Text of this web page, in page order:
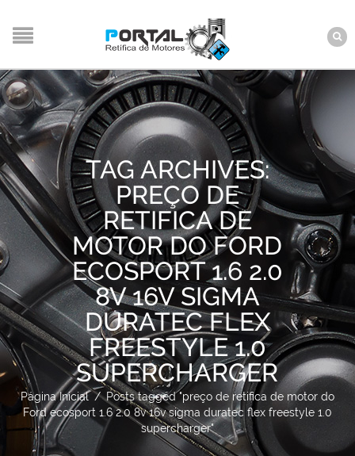
TAG ARCHIVES:
PREÇO DE
RETIFICA DE
MOTOR DO FORD
ECOSPORT 1.6 2.0
8V 16V SIGMA
DURATEC FLEX
FREESTYLE 1.0
SUPERCHARGER
Página Inicial / Posts tagged "preço de retifica de motor do
Ford ecosport 1.6 2.0 8v 16v sigma duratec flex freestyle 1.0
supercharger"